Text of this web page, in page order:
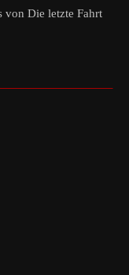
von Die letzte Fahrt